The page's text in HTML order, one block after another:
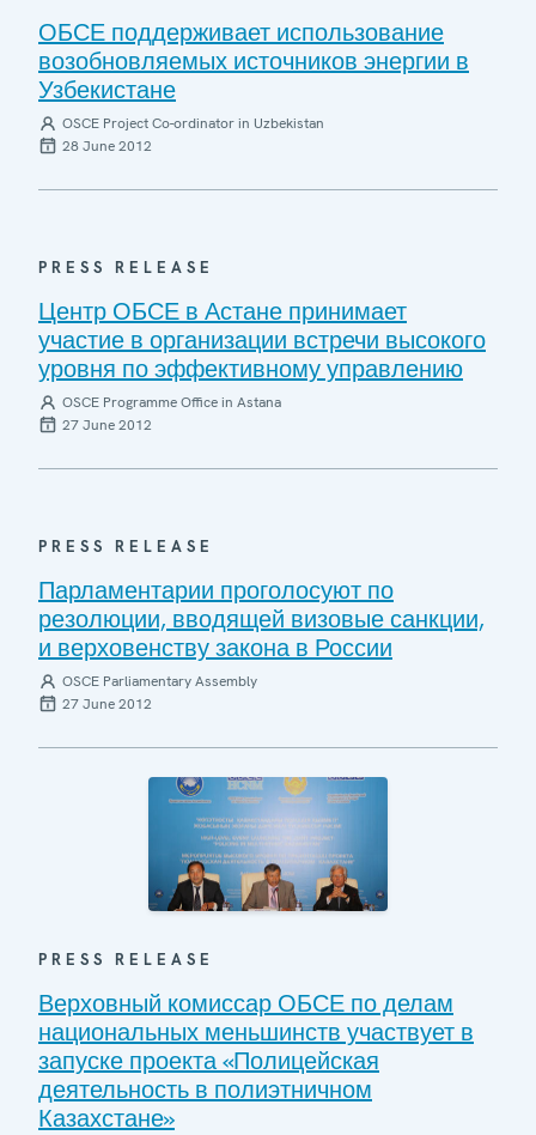
ОБСЕ поддерживает использование
возобновляемых источников энергии в
Узбекистане
OSCE Project Co-ordinator in Uzbekistan
28 June 2012
PRESS RELEASE
Центр ОБСЕ в Астане принимает
участие в организации встречи высокого
уровня по эффективному управлению
OSCE Programme Office in Astana
27 June 2012
PRESS RELEASE
Парламентарии проголосуют по
резолюции, вводящей визовые санкции,
и верховенству закона в России
OSCE Parliamentary Assembly
27 June 2012
PRESS RELEASE
Верховный комиссар ОБСЕ по делам
национальных меньшинств участвует в
запуске проекта «Полицейская
деятельность в полиэтничном
Казахстане»